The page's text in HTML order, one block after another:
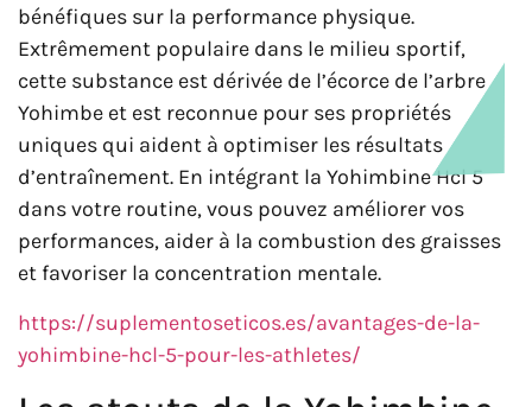
bénéfiques sur la performance physique.
Extrêmement populaire dans le milieu sportif,
cette substance est dérivée de l’écorce de l’arbre
Yohimbe et est reconnue pour ses propriétés
uniques qui aident à optimiser les résultats
d’entraînement. En intégrant la Yohimbine Hcl 5
dans votre routine, vous pouvez améliorer vos
performances, aider à la combustion des graisses
et favoriser la concentration mentale.
https://suplementoseticos.es/avantages-de-la-
yohimbine-hcl-5-pour-les-athletes/